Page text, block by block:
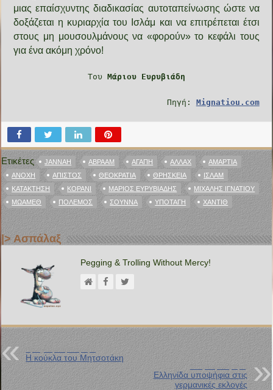
μιας επαίσχυντης διαδικασίας αυτοταπείνωσης ώστε να
δοξάζεται η κυριαρχία του Ισλάμ και να επιτρέπεται έτσι
στους μη μουσουλμάνους να «φορούν» το κεφάλι τους
για ένα ακόμη χρόνο!
Του Μάριου Ευρυβιάδη
Πηγή: Mignatiou.com
Ετικέτες JANNAH ΑΒΡΑΆΜ ΑΓΆΠΗ ΑΛΛΆΧ
ΑΜΑΡΤΊΑ
ΑΝΟΧΉ
ΆΠΙΣΤΟΣ ΘΕΟΚΡΑΤΊΑ ΘΡΗΣΚΕΊΑ
ΙΣΛΆΜ
ΚΑΤΆΚΤΗΣΗ
ΚΟΡΆΝΙ ΜΆΡΙΟΣ ΕΥΡΥΒΙΆΔΗΣ
ΜΙΧΆΛΗΣ ΙΓΝΑΤΊΟΥ
ΜΩΆΜΕΘ
ΠΌΛΕΜΟΣ ΣΟΎΝΝΑ ΥΠΟΤΑΓΉ ΧΑΝΤΊΘ
|> Ασπάλαξ
Pegging & Trolling Without Mercy!
Προηγούμενη Ανάρτηση
Η κούκλα του Μητσοτάκη
Επόμενη Ανάρτηση
Ελληνίδα υποψήφια στις
γερμανικές εκλογές